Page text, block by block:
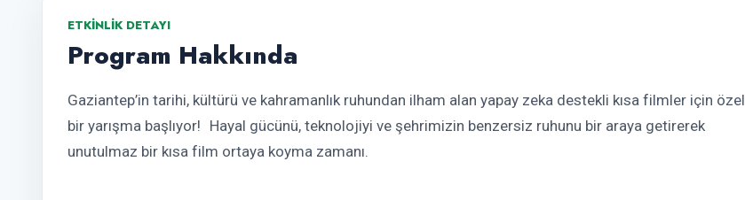
ETKINLIK DETAYI
Program Hakkında
Gaziantep’in tarihi, kültürü ve kahramanlık ruhundan ilham alan yapay zeka destekli kısa filmler için özel
bir yarışma başlıyor! Hayal gücünü, teknolojiyi ve şehrimizin benzersiz ruhunu bir araya getirerek
unutulmaz bir kısa film ortaya koyma zamanı.